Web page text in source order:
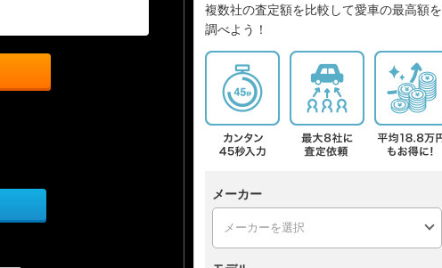
複数社の査定額を比較して愛車の最高額を
調べよう！
メーカー